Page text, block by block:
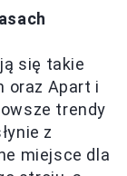
się takie
oraz Apart i
trendy
z
miejsce dla